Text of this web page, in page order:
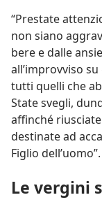
“Prestate
non siano
bere e dalle
all’improvviso
tutti quelli che
State svegli,
affinché
destinate ad
Figlio dell’uomo”.
Le vergini